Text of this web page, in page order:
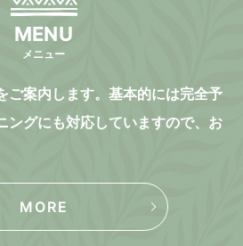
MENU
メニュー
ご案内します。基本的には完全予
ングにも対応していますので、お
MORE